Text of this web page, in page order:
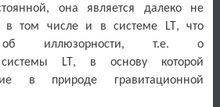
она является далеко не
в том числе и в системе
LT , что
об иллюзорности, т.е. о
системы
LT , в основу которой
в природе гравитационной